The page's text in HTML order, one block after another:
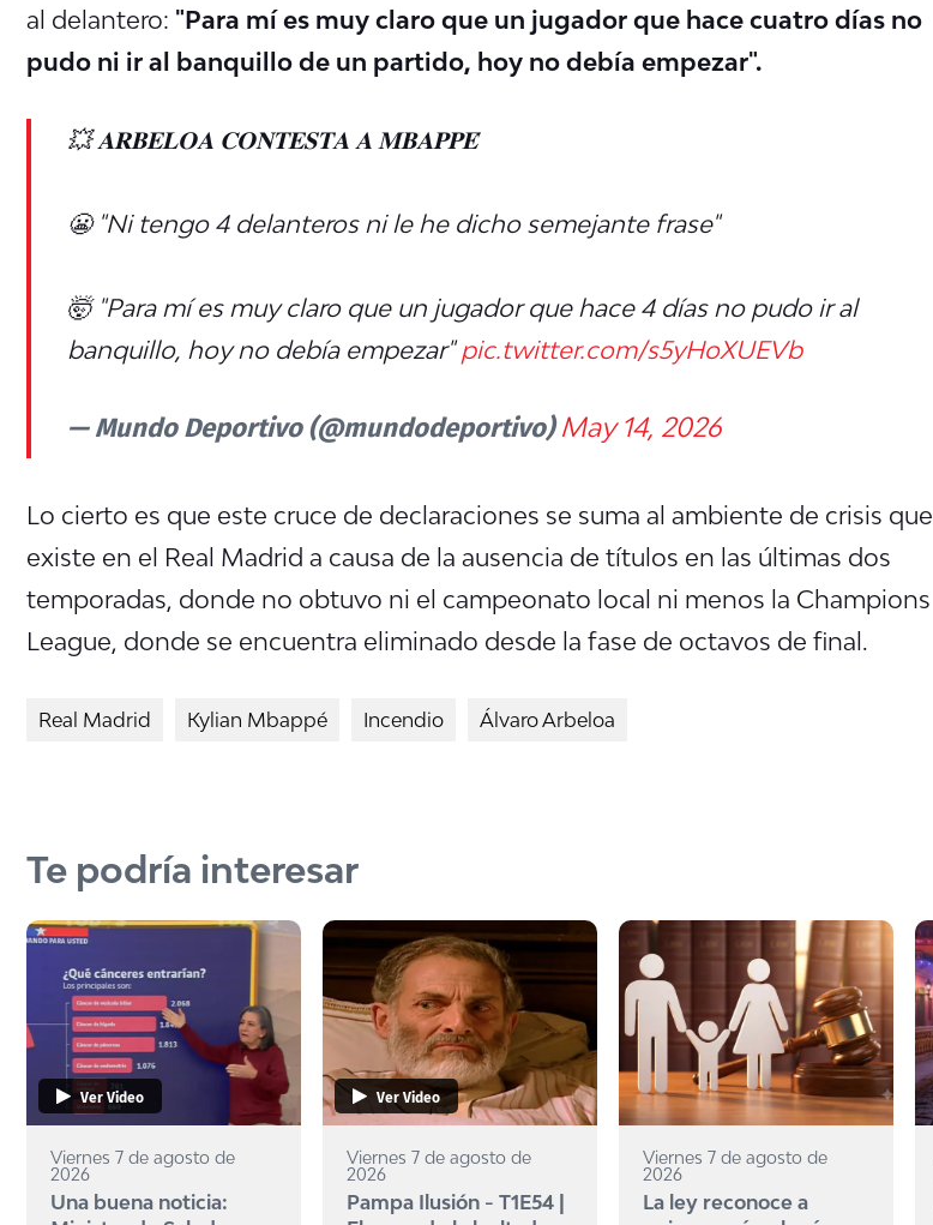
al delantero: "Para mí es muy claro que un jugador que hace cuatro días no
pudo ni ir al banquillo de un partido, hoy no debía empezar".
💥 𝐀𝐑𝐁𝐄𝐋𝐎𝐀 𝐂𝐎𝐍𝐓𝐄𝐒𝐓𝐀 𝐀 𝐌𝐁𝐀𝐏𝐏𝐄́
😬 "Ni tengo 4 delanteros ni le he dicho semejante frase"
🤯 "Para mí es muy claro que un jugador que hace 4 días no pudo ir al
banquillo, hoy no debía empezar"pic.twitter.com/s5yHoXUEVb
— Mundo Deportivo (@mundodeportivo)May 14, 2026
Lo cierto es que este cruce de declaraciones se suma al ambiente de crisis que
existe en el Real Madrid a causa de la ausencia de títulos en las últimas dos
temporadas, donde no obtuvo ni el campeonato local ni menos la Champions
League, donde se encuentra eliminado desde la fase de octavos de final.
Real Madrid Kylian Mbappé Incendio Álvaro Arbeloa
Te podría interesar
Ver Video
Viernes 7 de agosto de
2026
Una buena noticia:
Ver Video
Viernes 7 de agosto de
2026
Pampa Ilusión - T1E54 |
Viernes 7 de agosto de
2026
La ley reconoce a